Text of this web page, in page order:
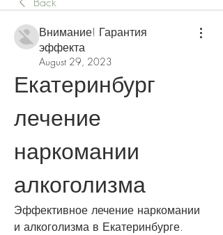
Внимание! Гарантия
эффекта
August 29, 2023
Екатеринбург
лечение
наркомании
алкоголизма
Эффективное лечение наркомании
и алкоголизма в Екатеринбурге.